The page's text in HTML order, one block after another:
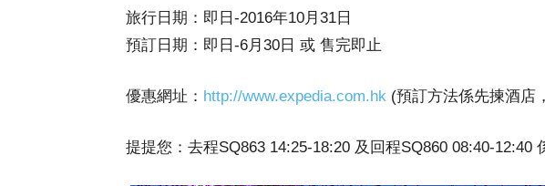
旅行日期：即日-2016年10月31日
預訂日期：即日-6月30日 或 售完即止
優惠網址： http://www.expedia.com.hk (預訂方法係先揀酒店
提提您：去程SQ863 14:25-18:20 及回程SQ860 08:40-12:40